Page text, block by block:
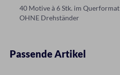
40 Motive à 6 Stk. im Querformat
OHNE Drehständer
Passende Artikel